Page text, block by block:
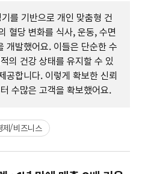
를 기반으로 개인 맞춤형 건
혈당 변화를 식사, 운동, 수면
개발했어요. 이들은 단순한 수
의 건강 상태를 유지할 수 있
공합니다. 이렇게 확보한 신뢰
수많은 고객을 확보했어요.
제/비즈니스